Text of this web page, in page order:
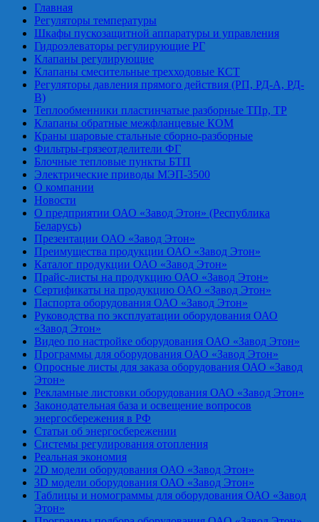
Главная
Регуляторы температуры
Шкафы пускозащитной аппаратуры и управления
Гидроэлеваторы регулирующие РГ
Клапаны регулирующие
Клапаны смесительные трехходовые КСТ
Регуляторы давления прямого действия (РП, РД-А, РД-
В)
Теплообменники пластинчатые разборные ТПр, ТР
Клапаны обратные межфланцевые КОМ
Краны шаровые стальные сборно-разборные
Фильтры-грязеотделители ФГ
Блочные тепловые пункты БТП
Электрические приводы МЭП-3500
О компании
Новости
О предприятии ОАО «Завод Этон» (Республика
Беларусь)
Презентации ОАО «Завод Этон»
Преимущества продукции ОАО «Завод Этон»
Каталог продукции ОАО «Завод Этон»
Прайс-листы на продукцию ОАО «Завод Этон»
Сертификаты на продукцию ОАО «Завод Этон»
Паспорта оборудования ОАО «Завод Этон»
Руководства по эксплуатации оборудования ОАО
«Завод Этон»
Видео по настройке оборудования ОАО «Завод Этон»
Программы для оборудования ОАО «Завод Этон»
Опросные листы для заказа оборудования ОАО «Завод
Этон»
Рекламные листовки оборудования ОАО «Завод Этон»
Законодательная база и освещение вопросов
энергосбережения в РФ
Статьи об энергосбережении
Системы регулирования отопления
Реальная экономия
2D модели оборудования ОАО «Завод Этон»
3D модели оборудования ОАО «Завод Этон»
Таблицы и номограммы для оборудования ОАО «Завод
Этон»